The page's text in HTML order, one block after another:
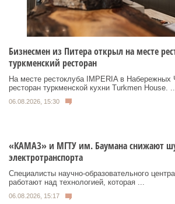
Бизнесмен из Питера открыл на месте
туркменский ресторан
На месте рестоклуба IMPERIA в Набережных
ресторан туркменской кухни Turkmen House. ...
06.08.2026, 15:30
«КАМАЗ» и МГТУ им. Баумана снижают
электротранспорта
Специалисты научно-образовательного
работают над технологией, которая ...
06.08.2026, 15:17